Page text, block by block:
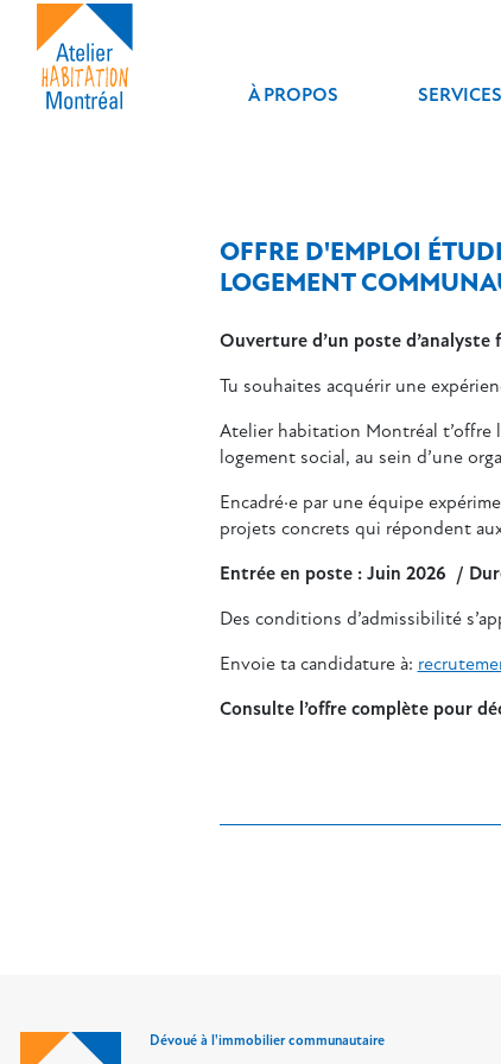
À PROPOS SERVICES
OFFRE D'EMPLOI
LOGEMENT
Ouverture d’un poste d’analyste
Tu souhaites acquérir une
Atelier habitation Montréal t’offre
logement social, au sein d’une
Encadré·e par une équipe
projets concrets qui répondent
Entrée en poste : Juin 2026 /
Des conditions d’admissibilité
Envoie ta candidature à:
Consulte l’offre complète pour
Dévoué à l'immobilier communautaire